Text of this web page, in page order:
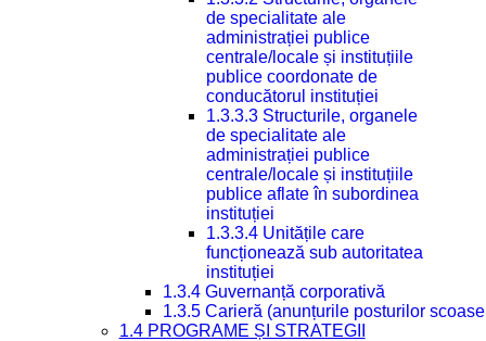
de specialitate ale
administrației publice
centrale/locale și instituțiile
publice coordonate de
conducătorul instituției
1.3.3.3 Structurile, organele
de specialitate ale
administrației publice
centrale/locale și instituțiile
publice aflate în subordinea
instituției
1.3.3.4 Unitățile care
funcționează sub autoritatea
instituției
1.3.4 Guvernanță corporativă
1.3.5 Carieră (anunțurile posturilor
1.4 PROGRAME ȘI STRATEGII